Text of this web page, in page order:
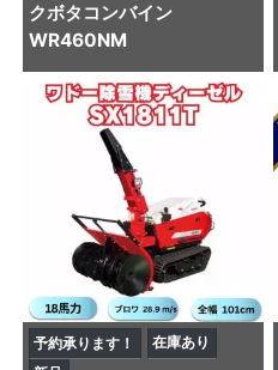
クボタ コンバイン
WR460NM
予約承ります！
在庫あり